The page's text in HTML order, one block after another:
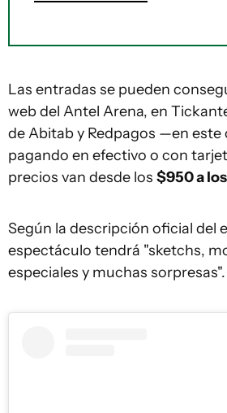
Las entradas se pueden
web del Antel Arena, en
de Abitab y Redpagos —en este
pagando en efectivo o con
precios van desde los $950 a
Según la descripción oficial del
espectáculo tendrá "sketchs,
especiales y muchas sorpresas".